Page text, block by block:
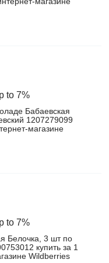
to 7%
Бабаевская
1207279099
to 7%
Белочка, 3 шт по
купить за 1
Wildberries